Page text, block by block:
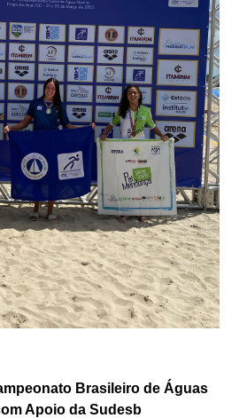
Brasileiro de Águas
Apoio da Sudesb